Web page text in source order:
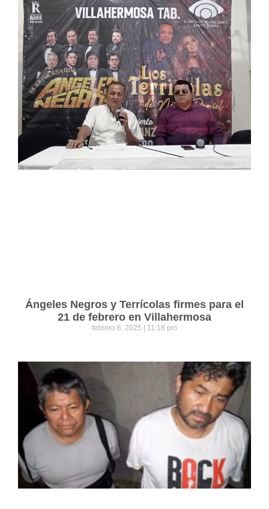
Ángeles Negros y Terrícolas firmes para el
21 de febrero en Villahermosa
febrero 6, 2025 11:18 pm